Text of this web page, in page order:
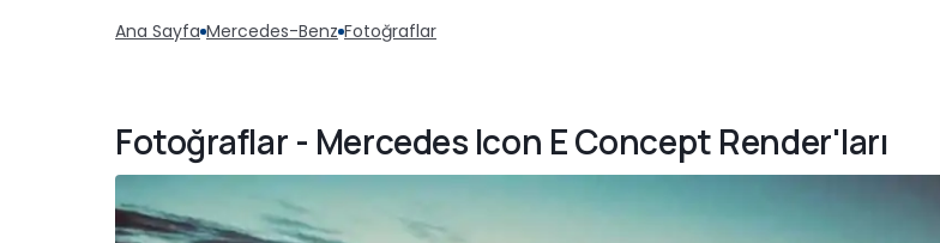
Ana Sayfa Mercedes-Benz Fotoğraflar
Fotoğraflar - Mercedes Icon E Concept Render'ları